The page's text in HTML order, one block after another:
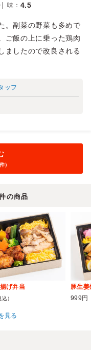
味 ： 4.5
。副菜の野菜も多めで
ご飯の上に乗った鶏肉
ましたので改良される
ッフ
）
の商品
げ弁当
込）
豚生姜
999円
見る